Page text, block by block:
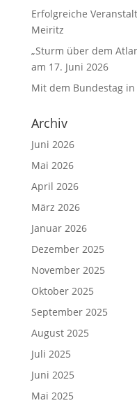
Erfolgreiche
Meiritz
„Sturm über dem
am 17. Juni 2026
Mit dem Bundestag in
Archiv
Juni 2026
Mai 2026
April 2026
März 2026
Januar 2026
Dezember 2025
November 2025
Oktober 2025
September 2025
August 2025
Juli 2025
Juni 2025
Mai 2025